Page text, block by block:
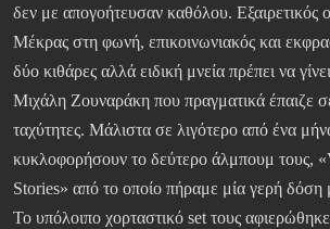
δεν με απογοήτευσαν καθόλου. Εξαιρετικός
Μέκρας στη φωνή, επικοινωνιακός και
δύο κιθάρες αλλά ειδική μνεία πρέπει να
Μιχάλη Ζουναράκη που πραγματικά έπαιζε
ταχύτητες. Μάλιστα σε λιγότερο από ένα
κυκλοφορήσουν το δεύτερο άλμπουμ τους,
Stories» από το οποίο πήραμε μία γερή δόση
Το υπόλοιπο χορταστικό set τους